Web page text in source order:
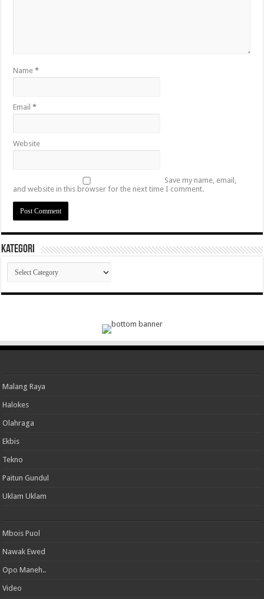
Name*
Email*
Website
Save my name, email,
and website in this browser for the next time I comment.
Kategori
Kategori
Malang Raya
Halokes
Olahraga
Ekbis
Tekno
Paitun Gundul
Uklam Uklam
Mbois Puol
Nawak Ewed
Opo Maneh..
Video